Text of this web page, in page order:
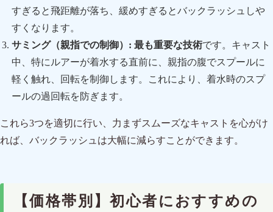
すぎると飛距離が落ち、緩めすぎるとバックラッシュしや
すくなります。
サミング（親指での制御）: 最も重要な技術です。キャスト
中、特にルアーが着水する直前に、親指の腹でスプールに
軽く触れ、回転を制御します。これにより、着水時のスプ
ールの過回転を防ぎます。
これら3つを適切に行い、力まずスムーズなキャストを心がけ
れば、バックラッシュは大幅に減らすことができます。
【価格帯別】初心者におすすめの